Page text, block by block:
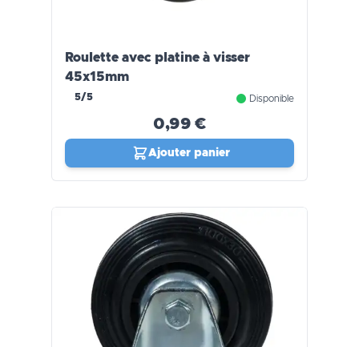
Roulette avec platine à visser
45x15mm
5/5 Disponible
0,99 €
Ajouter panier